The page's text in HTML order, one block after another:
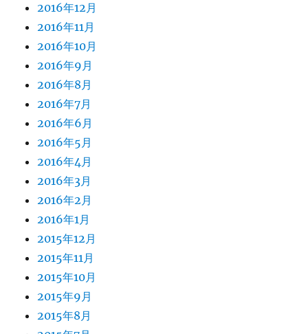
2016年12月
2016年11月
2016年10月
2016年9月
2016年8月
2016年7月
2016年6月
2016年5月
2016年4月
2016年3月
2016年2月
2016年1月
2015年12月
2015年11月
2015年10月
2015年9月
2015年8月